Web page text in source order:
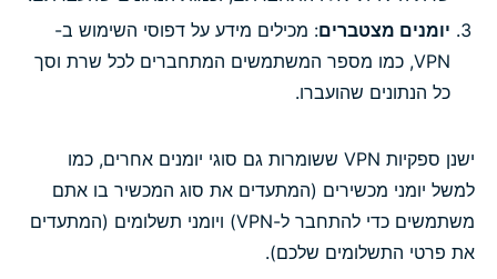
יומנים מצטברים: מכילים מידע על דפוסי השימוש ב-
VPN, כמו מספר המשתמשים המתחברים לכל שרת וסך
כל הנתונים שהועברו.
ישנן ספקיות VPN ששומרות גם סוגי יומנים אחרים, כמו
למשל יומני מכשירים (המתעדים את סוג המכשיר בו אתם
משתמשים כדי להתחבר ל-VPN) ויומני תשלומים (המתעדים
את פרטי התשלומים שלכם).